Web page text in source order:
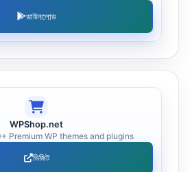
ডাউনলোড
WPShop.net
Premium WP themes and plugins
ভিজিট